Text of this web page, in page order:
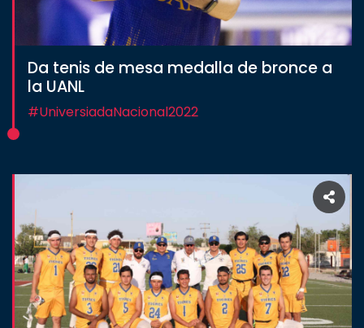
Da tenis de mesa medalla de bronce a
la UANL
#UniversiadaNacional2022